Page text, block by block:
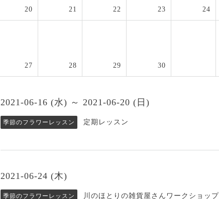
20 21 22 23 24
27 28 29 30
2021-06-16 (水) ～ 2021-06-20 (日)
季節のフラワーレッスン 定期レッスン
2021-06-24 (木)
季節のフラワーレッスン 川のほとりの雑貨屋さんワークショップ